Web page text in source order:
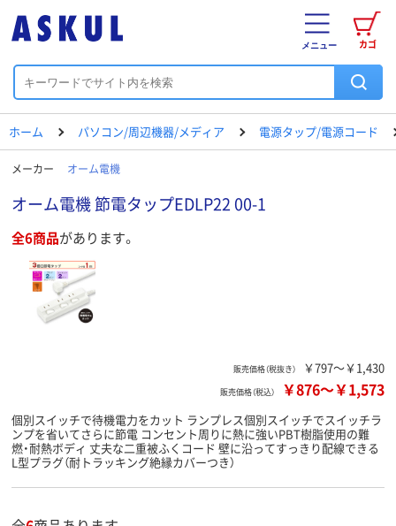
カゴ
メニュー
ホーム パソコン/周辺機器/メディア 電源タップ/電源コード
メーカー オーム電機
オーム電機 節電タップEDLP22 00-1
全6商品があります。
販売価格（税抜き） ￥797～￥1,430
販売価格（税込） ￥876～￥1,573
個別スイッチで待機電力をカット ランプレス個別スイッチでスイッチラ
ンプを省いてさらに節電 コンセント周りに熱に強いPBT樹脂使用の難
燃・耐熱ボディ 丈夫な二重被ふくコード 壁に沿ってすっきり配線できる
L型プラグ（耐トラッキング絶縁カバーつき）